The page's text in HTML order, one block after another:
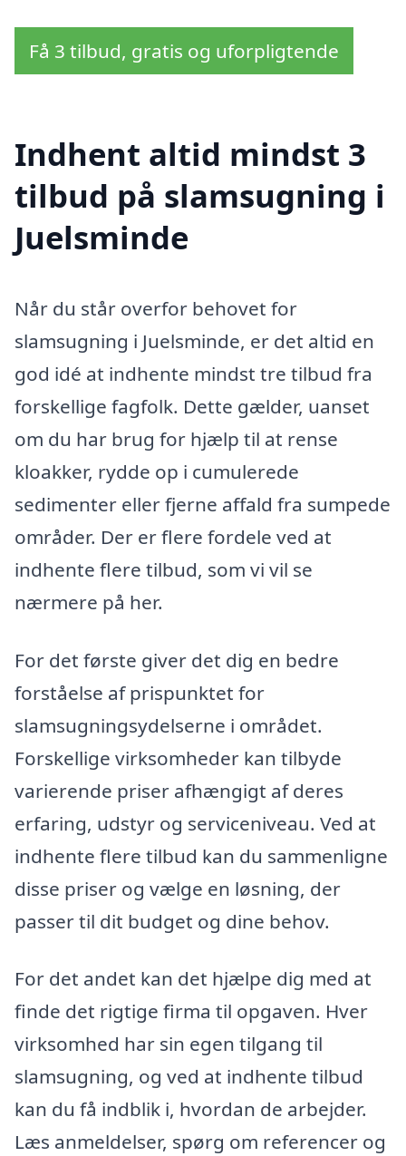
Få 3 tilbud, gratis og uforpligtende
Indhent altid mindst 3
tilbud på slamsugning i
Juelsminde
Når du står overfor behovet for
slamsugning i Juelsminde, er det altid en
god idé at indhente mindst tre tilbud fra
forskellige fagfolk. Dette gælder, uanset
om du har brug for hjælp til at rense
kloakker, rydde op i cumulerede
sedimenter eller fjerne affald fra sumpede
områder. Der er flere fordele ved at
indhente flere tilbud, som vi vil se
nærmere på her.
For det første giver det dig en bedre
forståelse af prispunktet for
slamsugningsydelserne i området.
Forskellige virksomheder kan tilbyde
varierende priser afhængigt af deres
erfaring, udstyr og serviceniveau. Ved at
indhente flere tilbud kan du sammenligne
disse priser og vælge en løsning, der
passer til dit budget og dine behov.
For det andet kan det hjælpe dig med at
finde det rigtige firma til opgaven. Hver
virksomhed har sin egen tilgang til
slamsugning, og ved at indhente tilbud
kan du få indblik i, hvordan de arbejder.
Læs anmeldelser, spørg om referencer og